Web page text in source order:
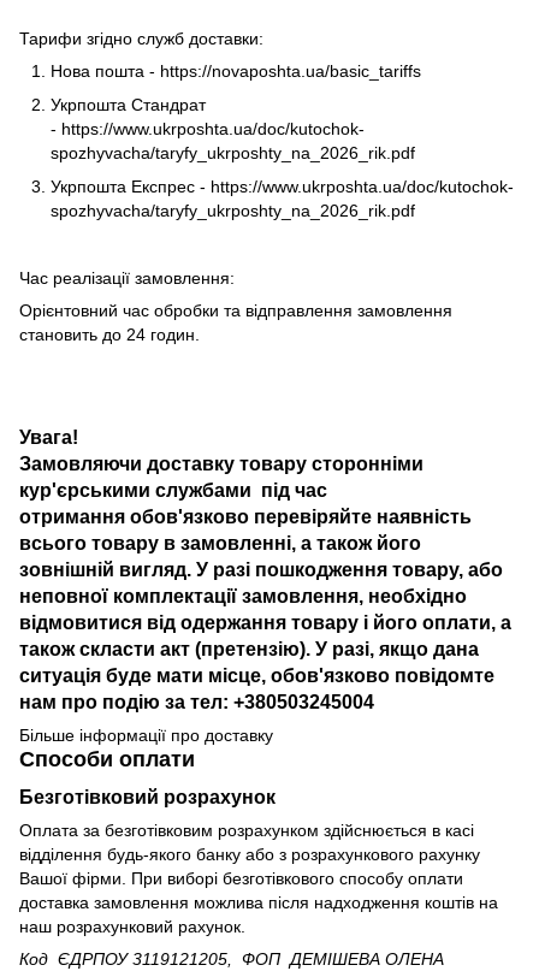
Тарифи згідно служб доставки:
Нова пошта - https://novaposhta.ua/basic_tariffs
Укрпошта Стандрат
- https://www.ukrposhta.ua/doc/kutochok-
spozhyvacha/taryfy_ukrposhty_na_2026_rik.pdf
Укрпошта Експрес - https://www.ukrposhta.ua/doc/kutochok-
spozhyvacha/taryfy_ukrposhty_na_2026_rik.pdf
Час реалізації замовлення:
Орієнтовний час обробки та відправлення замовлення
становить до 24 годин.
Увага!
Замовляючи доставку товару сторонніми
кур'єрськими службами під час
отримання обов'язково перевіряйте наявність
всього товару в замовленні, а також його
зовнішній вигляд. У разі пошкодження товару, або
неповної комплектації замовлення, необхідно
відмовитися від одержання товару і його оплати, а
також скласти акт (претензію). У разі, якщо дана
ситуація буде мати місце, обов'язково повідомте
нам про подію за тел: +380503245004
Більше інформації про доставку
Способи оплати
Безготівковий розрахунок
Оплата за безготівковим розрахунком здійснюється в касі
відділення будь-якого банку або з розрахункового рахунку
Вашої фірми. При виборі безготівкового способу оплати
доставка замовлення можлива після надходження коштів на
наш розрахунковий рахунок.
Код ЄДРПОУ 3119121205, ФОП ДЕМІШЕВА ОЛЕНА